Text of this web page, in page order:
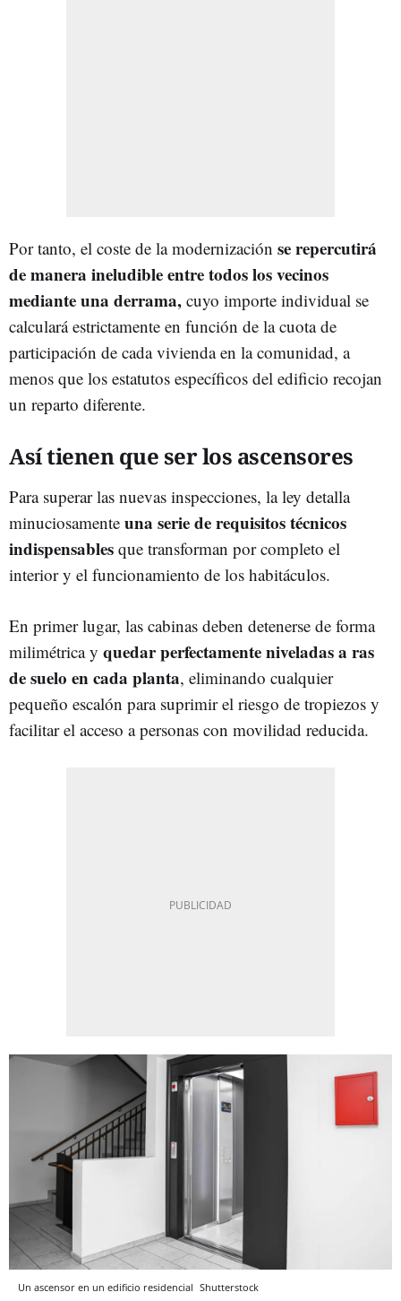
Por tanto, el coste de la modernización se repercutirá
de manera ineludible entre todos los vecinos
mediante una derrama, cuyo importe individual se
calculará estrictamente en función de la cuota de
participación de cada vivienda en la comunidad, a
menos que los estatutos específicos del edificio recojan
un reparto diferente.
Así tienen que ser los ascensores
Para superar las nuevas inspecciones, la ley detalla
minuciosamente una serie de requisitos técnicos
indispensables que transforman por completo el
interior y el funcionamiento de los habitáculos.
En primer lugar, las cabinas deben detenerse de forma
milimétrica y quedar perfectamente niveladas a ras
de suelo en cada planta, eliminando cualquier
pequeño escalón para suprimir el riesgo de tropiezos y
facilitar el acceso a personas con movilidad reducida.
Un ascensor en un edificio residencial Shutterstock